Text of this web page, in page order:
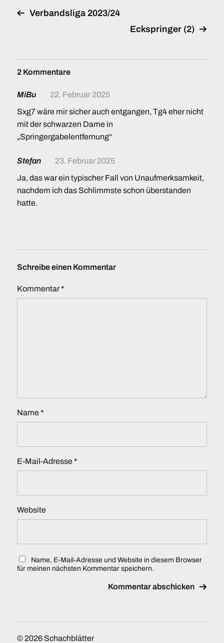
Verbandsliga 2023/24
Eckspringer (2)
2 Kommentare
MiBu
22. Februar 2025
Sxg7 wäre mir sicher auch entgangen, Tg4 eher nicht
mit der schwarzen Dame in
„Springergabelentfernung“
Stefan
23. Februar 2025
Ja, das war ein typischer Fall von Unaufmerksamkeit,
nachdem ich das Schlimmste schon überstanden
hatte.
Schreibe einen Kommentar
Kommentar*
Name*
E-Mail-Adresse*
Website
Name, E-Mail-Adresse und Website in diesem Browser
für meinen nächsten Kommentar speichern.
© 2026 Schachblätter